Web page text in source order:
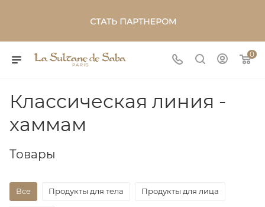
0
Классическая линия -
хаммам
Товары
Все Продукты для тела Продукты для лица